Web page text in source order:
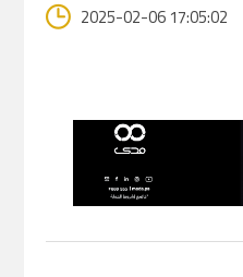
2025-02-06 17:05:02